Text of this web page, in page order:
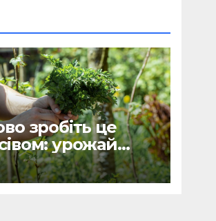
зробіть це
урожай
й кропу буде